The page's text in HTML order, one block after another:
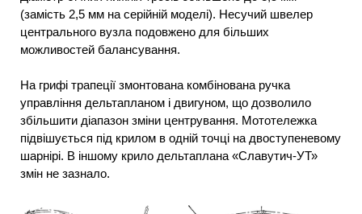
(замість 2,5 мм на серійній моделі). Несучий швелер
центрального вузла подовжено для більших
можливостей балансування.
На грифі трапеції змонтована комбінована ручка
управління дельтапланом і двигуном, що дозволило
збільшити діапазон зміни центрування. Мототележка
підвішується під крилом в одній точці на двоступеневому
шарнірі. В іншому крило дельтаплана «Славутич-УТ»
змін не зазнало.